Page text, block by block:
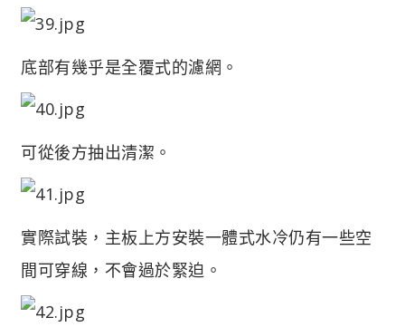
底部有幾乎是全覆式的濾網。
可從後方抽出清潔。
實際試裝，主板上方安裝一體式水冷仍有一些空
間可穿線，不會過於緊迫。